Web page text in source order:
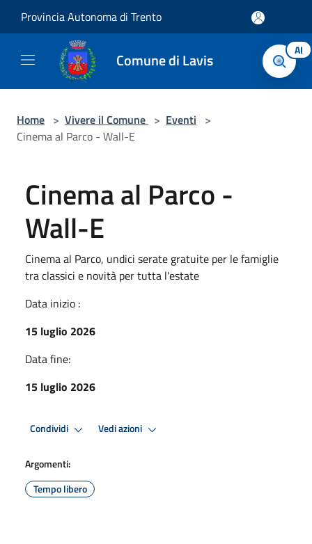
Provincia Autonoma di Trento
Comune di Lavis AI
Home > Vivere il Comune > Eventi >
Cinema al Parco - Wall-E
Cinema al Parco -
Wall-E
Cinema al Parco, undici serate gratuite per le famiglie
tra classici e novità per tutta l'estate
Data inizio :
15 luglio 2026
Data fine:
15 luglio 2026
Condividi Vedi azioni
Argomenti:
Tempo libero